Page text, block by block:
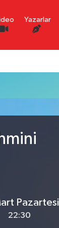
Yazarlar
Pazartesi
22:30